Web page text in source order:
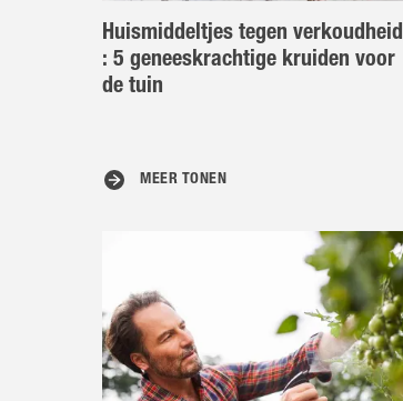
Huismiddeltjes tegen verkoudheid
: 5 geneeskrachtige kruiden voor
de tuin
MEER TONEN